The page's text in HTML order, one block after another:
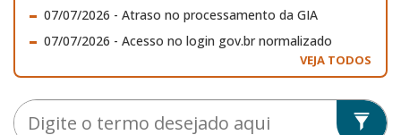
07/07/2026 - Atraso no processamento da GIA
07/07/2026 - Acesso no login gov.br normalizado
VEJA TODOS
Buscar